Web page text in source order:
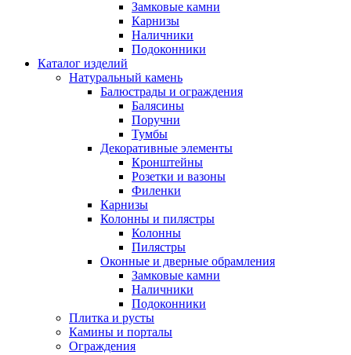
Замковые камни
Карнизы
Наличники
Подоконники
Каталог изделий
Натуральный камень
Балюстрады и ограждения
Балясины
Поручни
Тумбы
Декоративные элементы
Кронштейны
Розетки и вазоны
Филенки
Карнизы
Колонны и пилястры
Колонны
Пилястры
Оконные и дверные обрамления
Замковые камни
Наличники
Подоконники
Плитка и русты
Камины и порталы
Ограждения